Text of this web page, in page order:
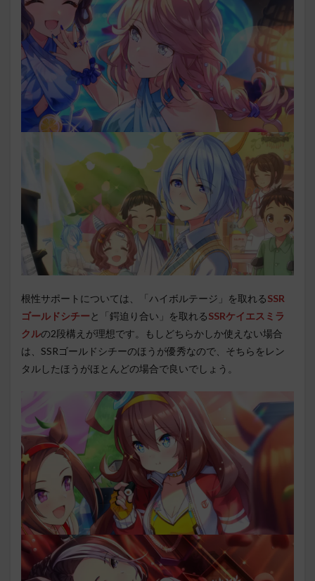
根性サポートについては、「ハイボルテージ」を取れるSSR
ゴールドシチーと「鍔迫り合い」を取れるSSRケイエスミラ
クルの2段構えが理想です。もしどちらかしか使えない場合
は、SSRゴールドシチーのほうが優秀なので、そちらをレン
タルしたほうがほとんどの場合で良いでしょう。